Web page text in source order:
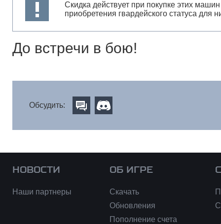
Скидка действует при покупке этих
приобретения гвардейского статуса для
До встречи в бою!
Обсудить:
НОВОСТИ
Наши партнеры
ОБ ИГРЕ
Скачать
Обновления
Пополнение счета